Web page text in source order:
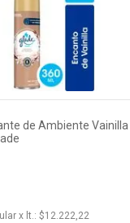
Ver Producto
de Ambiente Vainilla
x lt.: $12.222,22